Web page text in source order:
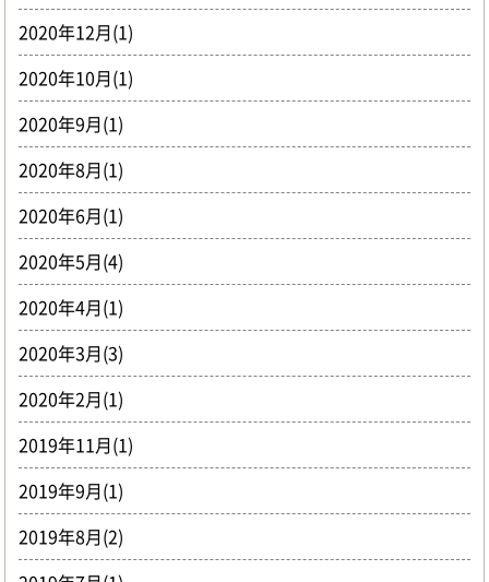
2020年12月(1)
2020年10月(1)
2020年9月(1)
2020年8月(1)
2020年6月(1)
2020年5月(4)
2020年4月(1)
2020年3月(3)
2020年2月(1)
2019年11月(1)
2019年9月(1)
2019年8月(2)